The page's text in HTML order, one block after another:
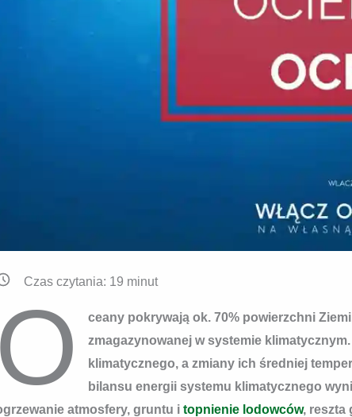
Czas czytania: 19 minut
O
ceany pokrywają ok. 70% powierzchni
zmagazynowanej w systemie
klimatycznego, a zmiany ich średniej
bilansu energii systemu klimatycznego
atmosfery, gruntu i topnienie lodowców, reszta